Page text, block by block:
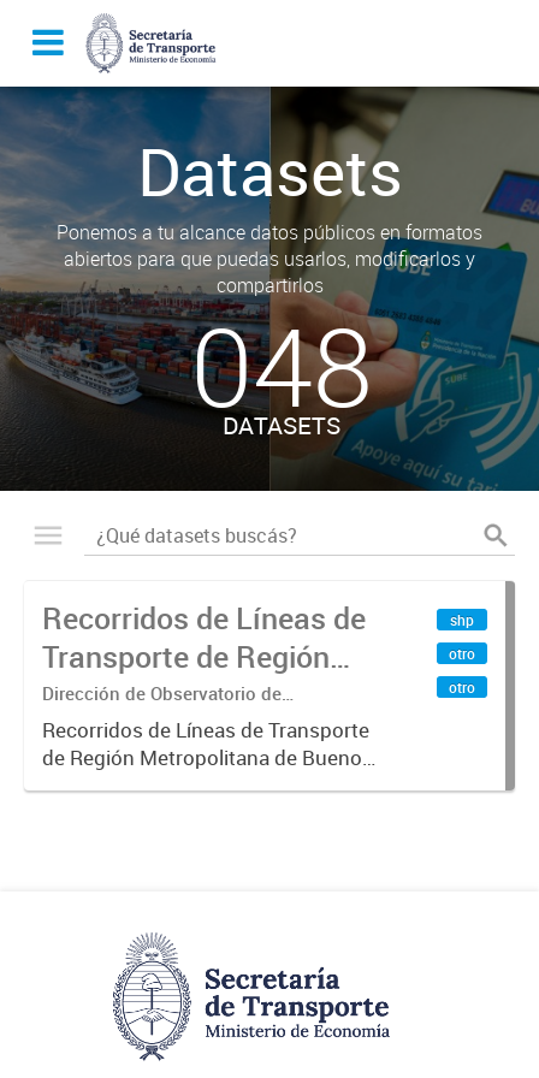
Datasets
Ponemos a tu alcance datos públicos en formatos
abiertos para que puedas usarlos, modificarlos y
compartirlos
048
DATASETS
Recorridos de Líneas de
Transporte de Región
Metropolitana de
Buenos Aires (RMBA)
Dirección de Observatorio de
Transporte, Estudio y Sistemas
Recorridos de Líneas de Transporte
de Región Metropolitana de Buenos
Aires (RMBA).-
shp
otro
otro